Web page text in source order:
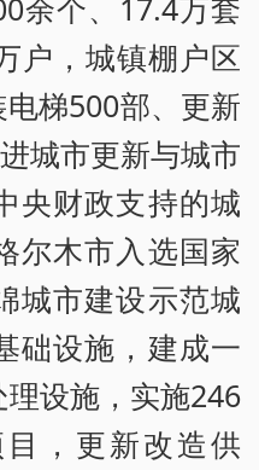
余个、17.4万套
户，城镇棚户区
梯500部、更新
城市更新与城市
央财政支持的城
尔木市入选国家
城市建设示范城
础设施，建成一
设施，实施246
，更新改造供